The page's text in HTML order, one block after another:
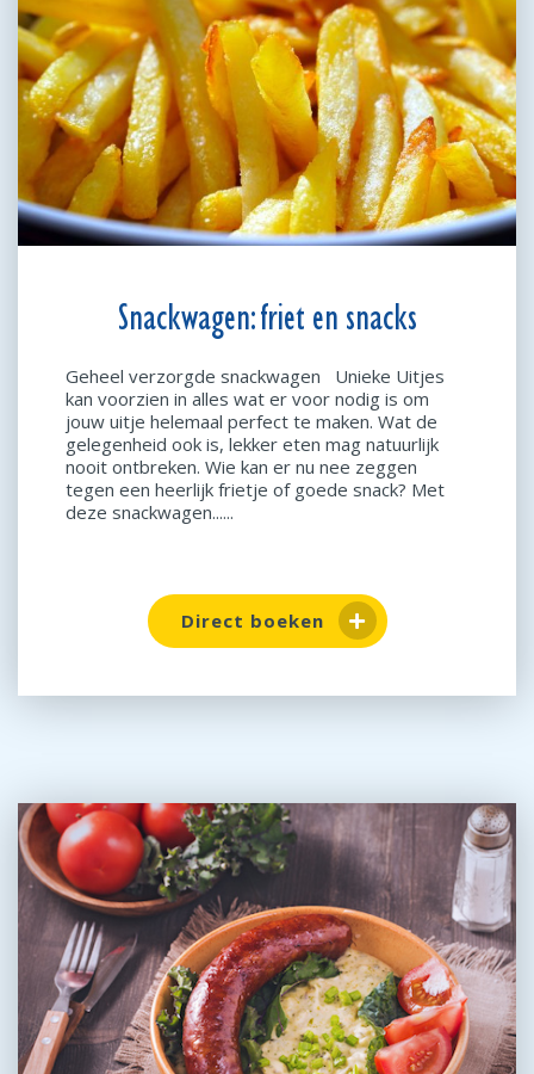
Snackwagen: friet en snacks
Geheel verzorgde snackwagen Unieke Uitjes
kan voorzien in alles wat er voor nodig is om
jouw uitje helemaal perfect te maken. Wat de
gelegenheid ook is, lekker eten mag natuurlijk
nooit ontbreken. Wie kan er nu nee zeggen
tegen een heerlijk frietje of goede snack? Met
deze snackwagen......
Direct boeken